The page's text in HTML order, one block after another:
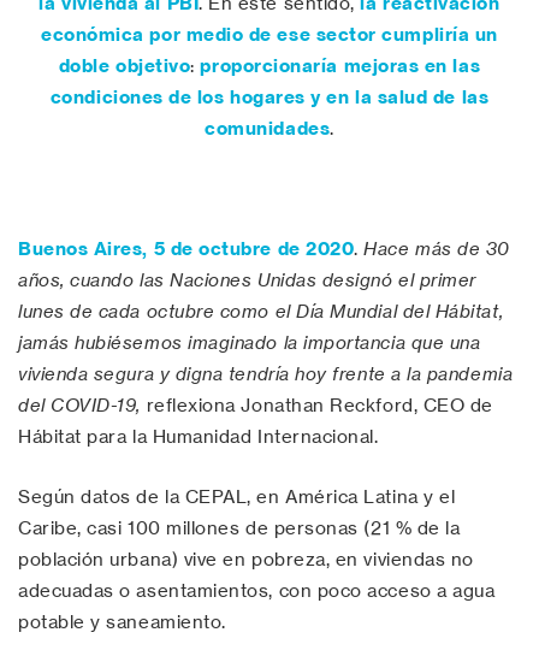
económica por medio de ese sector cumpliría un
doble objetivo:proporcionaría mejoras en las
condiciones de los hogares y en la salud de las
comunidades.
Buenos Aires, 5 de octubre de 2020.Hace más de 30
años, cuando las Naciones Unidas designó el primer
lunes de cada octubre como el Día Mundial del Hábitat,
jamás hubiésemos imaginado laimportancia que una
vivienda segura y digna tendría hoy frente a la pandemia
del COVID-19, reflexiona Jonathan Reckford, CEO de
Hábitat para la Humanidad Internacional.
Según datos de la CEPAL, en América Latina y el
Caribe, casi 100 millones de personas (21 % de la
población urbana) vive en pobreza, en viviendas no
adecuadas o asentamientos, con poco acceso a agua
potable y saneamiento.